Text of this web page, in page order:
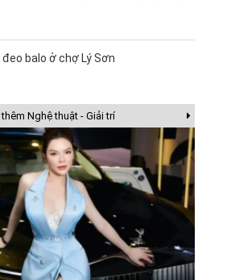
đeo balo ở chợ Lý Sơn
Nghệ thuật - Giải trí